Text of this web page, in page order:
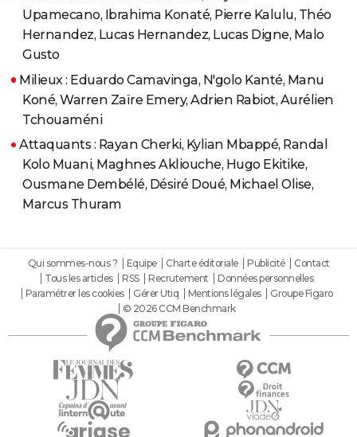
Upamecano, Ibrahima Konaté, Pierre Kalulu, Théo
Hernandez, Lucas Hernandez, Lucas Digne, Malo
Gusto
Milieux : Eduardo Camavinga, N'golo Kanté, Manu
Koné, Warren Zaïre Emery, Adrien Rabiot, Aurélien
Tchouaméni
Attaquants : Rayan Cherki, Kylian Mbappé, Randal
Kolo Muani, Maghnes Akliouche, Hugo Ekitike,
Ousmane Dembélé, Désiré Doué, Michael Olise,
Marcus Thuram
Qui sommes-nous ? Equipe Charte éditoriale Publicité
Contact
Tous les articles
RSS Recrutement
Données personnelles
Paramétrer les cookies
Gérer Utiq Mentions légales
Groupe Figaro
© 2026 CCM Benchmark